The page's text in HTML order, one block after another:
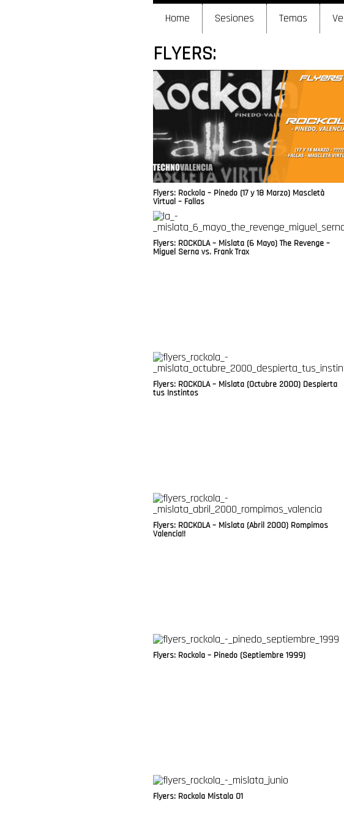
Home Sesiones Temas
FLYERS:
Flyers: Rockola – Pinedo (17 y 18 Marzo) Mascletà
Virtual – Fallas
Flyers: ROCKOLA – Mislata (6 Mayo) The Revenge –
Miguel Serna vs. Frank Trax
Flyers: ROCKOLA – Mislata (Octubre 2000) Despierta
tus Instintos
Flyers: ROCKOLA – Mislata (Abril 2000) Rompimos
Valencia!!
Flyers: Rockola – Pinedo (Septiembre 1999)
Flyers: Rockola Mistala 01